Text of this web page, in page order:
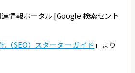
情報ポータル [Google 検索セント
（SEO）スターター ガイド 」より